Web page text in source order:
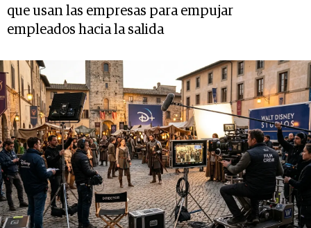
que usan las empresas para empujar
empleados hacia la salida